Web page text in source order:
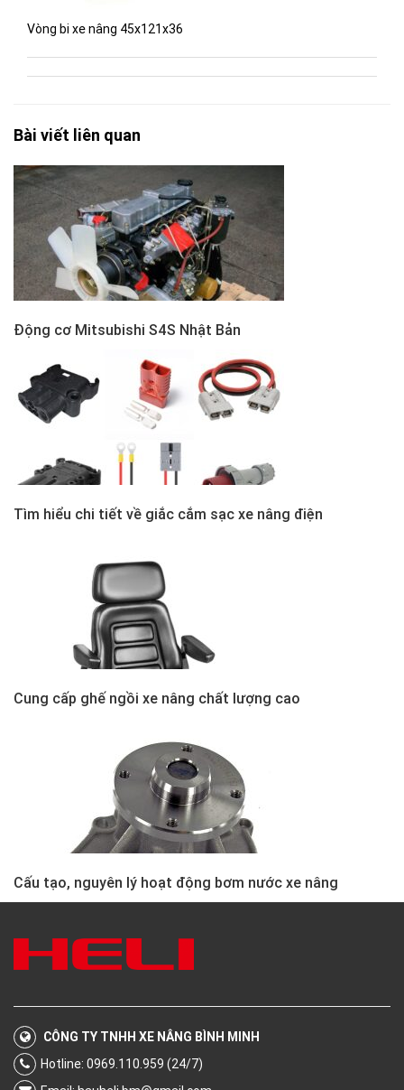
Vòng bi xe nâng 45x121x36
Bài viết liên quan
Động cơ Mitsubishi S4S Nhật Bản
Tìm hiểu chi tiết về giắc cắm sạc xe nâng điện
Cung cấp ghế ngồi xe nâng chất lượng cao
Cấu tạo, nguyên lý hoạt động bơm nước xe nâng
CÔNG TY TNHH XE NÂNG BÌNH MINH
Hotline: 0969.110.959 (24/7)